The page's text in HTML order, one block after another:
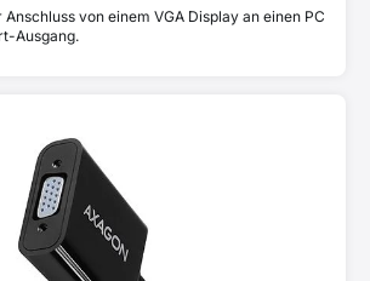
von einem VGA Display an einen PC
Ausgang.